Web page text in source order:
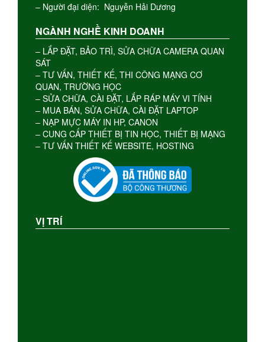
– Người đại diện: Nguyễn Hải Dương
NGÀNH NGHỀ KINH DOANH
– LẮP ĐẶT, BẢO TRÌ, SỬA CHỮA CAMERA QUAN
SÁT
– TƯ VẤN, THIẾT KẾ, THI CÔNG MẠNG CƠ
QUAN, TRƯỜNG HỌC
– SỬA CHỮA, CÀI ĐẶT, LẮP RÁP MÁY VI TÍNH
– MUA BÁN, SỬA CHỮA, CÀI ĐẶT LAPTOP
– NẠP MỰC MÁY IN HP, CANON
– CUNG CẤP THIẾT BỊ TIN HỌC, THIẾT BỊ MẠNG
– TƯ VẤN THIẾT KẾ WEBSITE, HOSTING
VỊ TRÍ